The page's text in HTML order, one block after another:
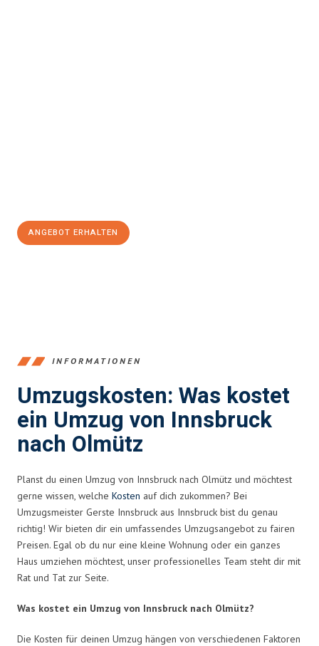
ANGEBOT ERHALTEN
INFORMATIONEN
Umzugskosten: Was kostet
ein Umzug von Innsbruck
nach Olmütz
Planst du einen Umzug von Innsbruck nach Olmütz und möchtest
gerne wissen, welche Kosten auf dich zukommen? Bei
Umzugsmeister Gerste Innsbruck aus Innsbruck bist du genau
richtig! Wir bieten dir ein umfassendes Umzugsangebot zu fairen
Preisen. Egal ob du nur eine kleine Wohnung oder ein ganzes
Haus umziehen möchtest, unser professionelles Team steht dir mit
Rat und Tat zur Seite.
Was kostet ein Umzug von Innsbruck nach Olmütz?
Die Kosten für deinen Umzug hängen von verschiedenen Faktoren